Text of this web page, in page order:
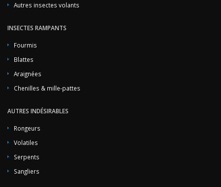
Autres insectes volants
INSECTES RAMPANTS
Fourmis
Blattes
Araignées
Chenilles & mille-pattes
AUTRES INDÉSIRABLES
Rongeurs
Volatiles
Serpents
Sangliers